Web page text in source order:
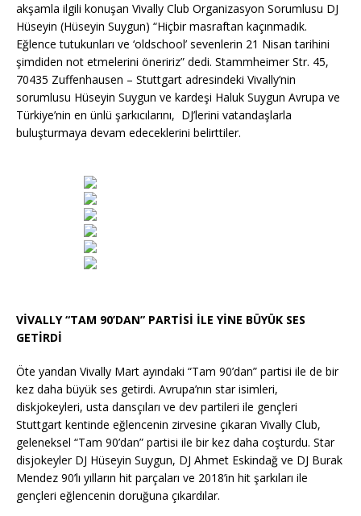
akşamla ilgili konuşan Vivally Club Organizasyon Sorumlusu DJ
Hüseyin (Hüseyin Suygun) “Hiçbir masraftan kaçınmadık.
Eğlence tutukunları ve ‘oldschool’ sevenlerin 21 Nisan tarihini
şimdiden not etmelerini öneririz” dedi. Stammheimer Str. 45,
70435 Zuffenhausen – Stuttgart adresindeki Vivally’nin
sorumlusu Hüseyin Suygun ve kardeşi Haluk Suygun Avrupa ve
Türkiye’nin en ünlü şarkıcılarını, DJ’lerini vatandaşlarla
buluşturmaya devam edeceklerini belirttiler.
VİVALLY “TAM 90’DAN” PARTİSİ İLE YİNE BÜYÜK SES
GETİRDİ
Öte yandan Vivally Mart ayındaki “Tam 90’dan” partisi ile de bir
kez daha büyük ses getirdi. Avrupa’nın star isimleri,
diskjokeyleri, usta dansçıları ve dev partileri ile gençleri
Stuttgart kentinde eğlencenin zirvesine çıkaran Vivally Club,
geleneksel “Tam 90’dan” partisi ile bir kez daha coşturdu. Star
disjokeyler DJ Hüseyin Suygun, DJ Ahmet Eskindağ ve DJ Burak
Mendez 90’lı yılların hit parçaları ve 2018’in hit şarkıları ile
gençleri eğlencenin doruğuna çıkardılar.